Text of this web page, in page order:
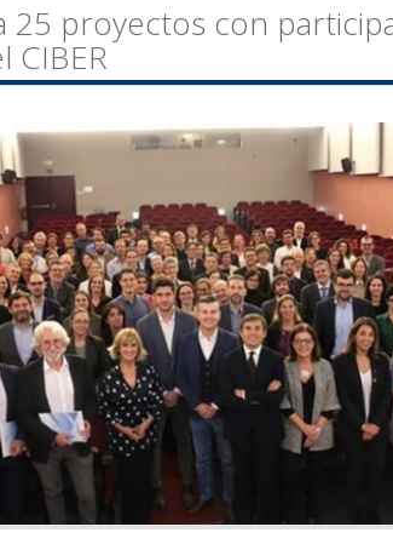
25 proyectos con
CIBER